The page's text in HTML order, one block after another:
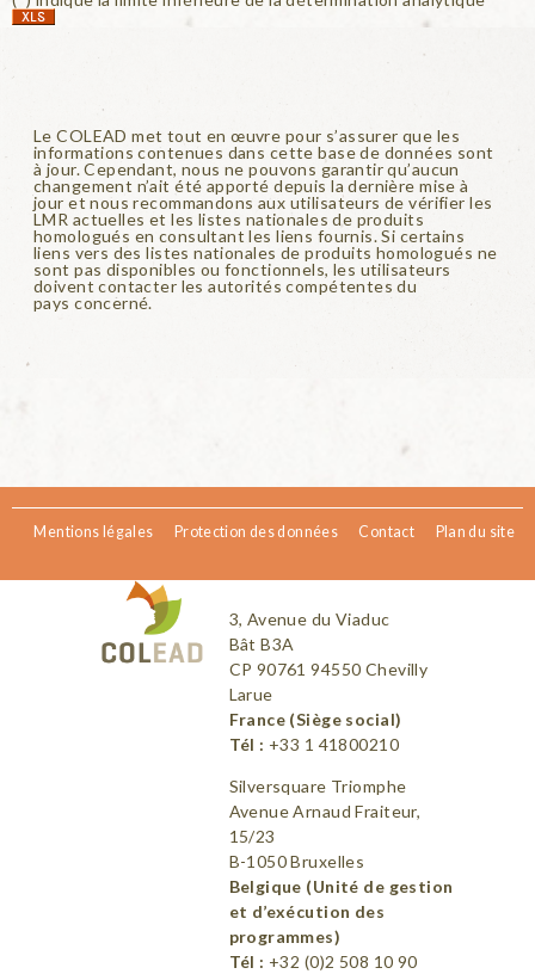
Le COLEAD met tout en œuvre pour s’assurer que les
informations contenues dans cette base de données sont
à jour. Cependant, nous ne pouvons garantir qu’aucun
changement n’ait été apporté depuis la dernière mise à
jour et nous recommandons aux utilisateurs de vérifier les
LMR actuelles et les listes nationales de produits
homologués en consultant les liens fournis. Si certains
liens vers des listes nationales de produits homologués ne
sont pas disponibles ou fonctionnels, les utilisateurs
doivent contacter les autorités compétentes du
pays concerné.
Mentions légales Protection des données Contact Plan du site
3, Avenue du Viaduc
Bât B3A
CP 90761 94550 Chevilly
Larue
France (Siège social)
Tél : +33 1 41800210
Silversquare Triomphe
Avenue Arnaud Fraiteur,
15/23
B-1050 Bruxelles
Belgique (Unité de gestion
et d’exécution des
programmes)
Tél : +32 (0)2 508 10 90